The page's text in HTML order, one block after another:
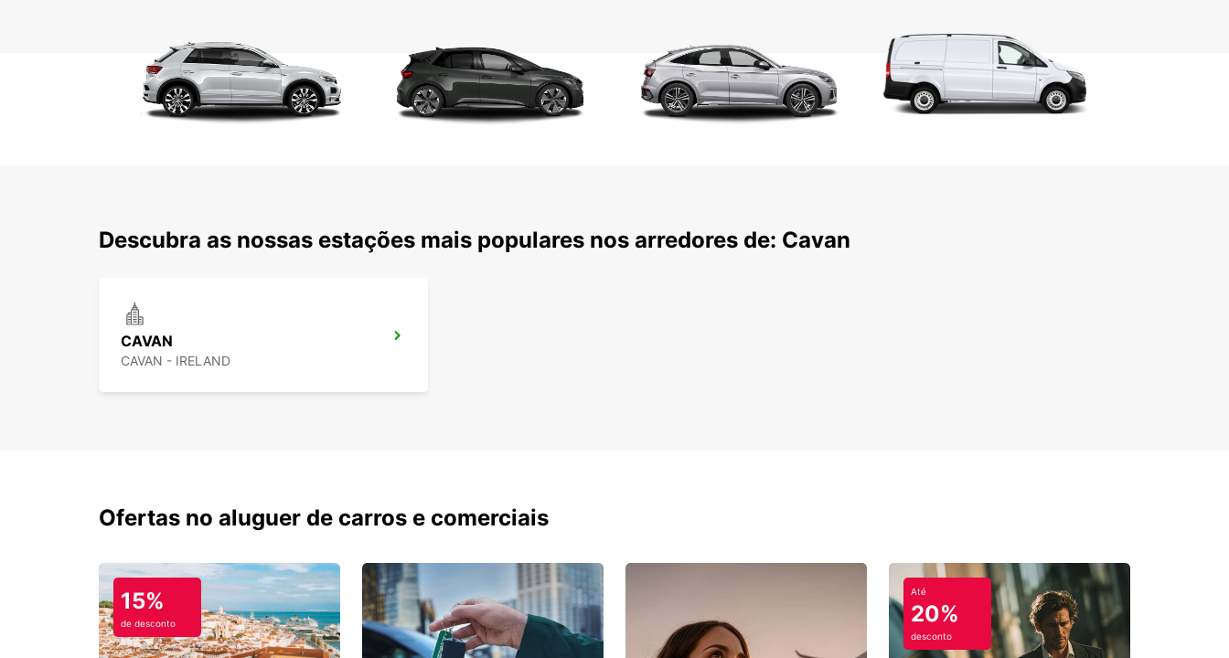
lazer, a Europcar Cavan pode atender a todos os
clientes, oferecendo uma vasta gama de veículos para
alugar.
Caminho de Água Shannon
de água é uma extensão de 60 km de rios intocados e
Descubra as nossas estações mais populares nos arredores de: Cavan
CAVAN
CAVAN - IRELAND
Ofertas no aluguer de carros e comerciais
15%
de desconto
Até
20%
desconto